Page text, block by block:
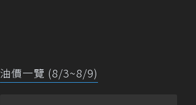
油價一覽 (8/3~8/9)